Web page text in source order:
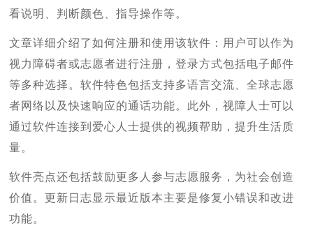
看说明、判断颜色、指导操作等。
文章详细介绍了如何注册和使用该软件：用户可以作为
视力障碍者或志愿者进行注册，登录方式包括电子邮件
等多种选择。软件特色包括支持多语言交流、全球志愿
者网络以及快速响应的通话功能。此外，视障人士可以
通过软件连接到爱心人士提供的视频帮助，提升生活质
量。
软件亮点还包括鼓励更多人参与志愿服务，为社会创造
价值。更新日志显示最近版本主要是修复小错误和改进
功能。